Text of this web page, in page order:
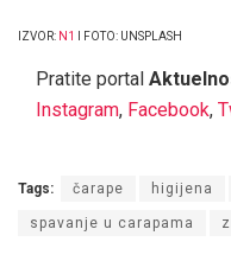
IZVOR: N1 I FOTO: UNSPLASH
Pratite portal
Instagram, Facebook,
Tags: čarape higijena
spavanje u carapama